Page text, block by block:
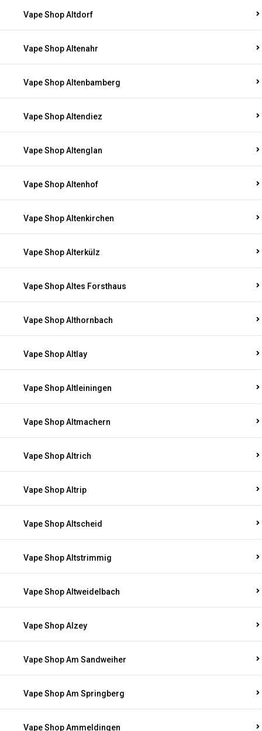
Vape Shop Altdorf
Vape Shop Altenahr
Vape Shop Altenbamberg
Vape Shop Altendiez
Vape Shop Altenglan
Vape Shop Altenhof
Vape Shop Altenkirchen
Vape Shop Alterkülz
Vape Shop Altes Forsthaus
Vape Shop Althornbach
Vape Shop Altlay
Vape Shop Altleiningen
Vape Shop Altmachern
Vape Shop Altrich
Vape Shop Altrip
Vape Shop Altscheid
Vape Shop Altstrimmig
Vape Shop Altweidelbach
Vape Shop Alzey
Vape Shop Am Sandweiher
Vape Shop Am Springberg
Vape Shop Ammeldingen